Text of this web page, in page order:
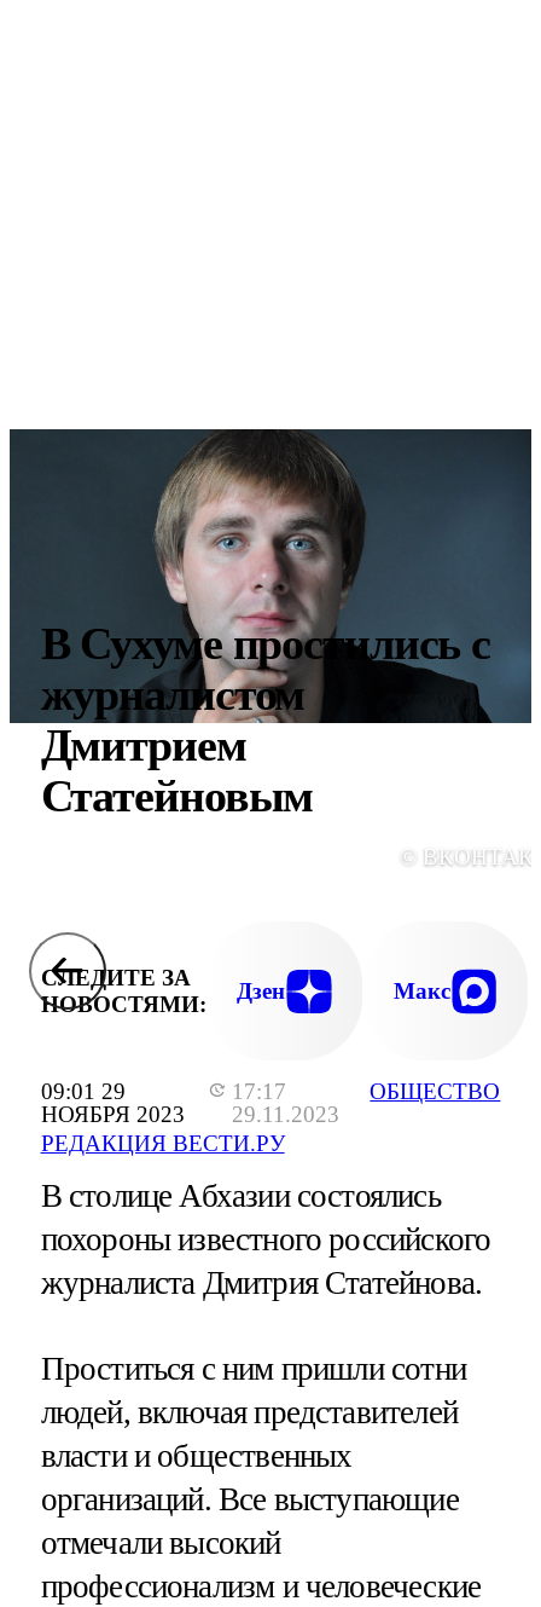
09:01 29
НОЯБРЯ 2023
17:17
29.11.2023
РЕДАКЦИЯ ВЕСТИ.РУ
ОБЩЕСТВО
В Сухуме простились с
журналистом
Дмитрием
Статейновым
©
СЛЕДИТЕ ЗА
НОВОСТЯМИ:
Дзен Макс
В столице Абхазии состоялись
похороны известного российского
журналиста Дмитрия Статейнова.
Проститься с ним пришли сотни
людей, включая представителей
власти и общественных
организаций. Все выступающие
отмечали высокий
профессионализм и человеческие